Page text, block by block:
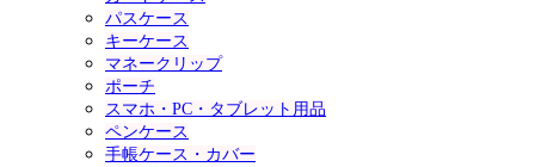
パスケース
キーケース
マネークリップ
ポーチ
スマホ・PC・タブレット用品
ペンケース
手帳ケース・カバー